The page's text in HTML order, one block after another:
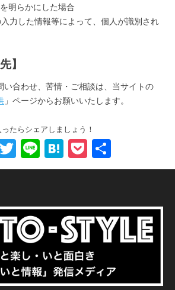
明らかにした場合
力した情報等によって、個人が識別され
】
い合わせ、苦情・ご相談は、当サイトの
」ページからお願いいたします。
たらシェアしましょう！
T
wi
er
Li
n
H
at
n
a
P
o
et
有